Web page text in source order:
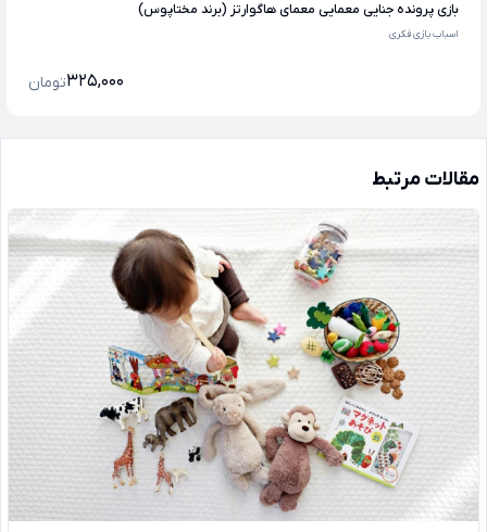
بازی پرونده جنایی معمایی معمای هاگوارتز (برند مختاپوس)
اسباب بازی فکری
325,000تومان
مقالات مرتبط